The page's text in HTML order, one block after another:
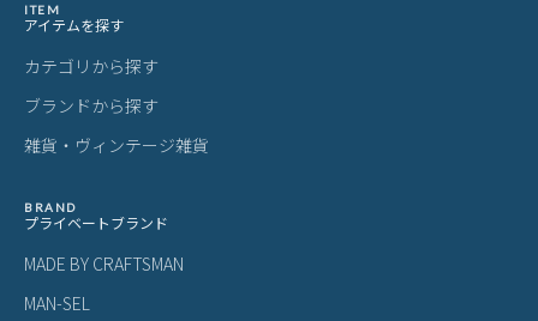
ITEM
アイテムを探す
カテゴリから探す
ブランドから探す
雑貨・ヴィンテージ雑貨
BRAND
プライベートブランド
MADE BY CRAFTSMAN
MAN-SEL